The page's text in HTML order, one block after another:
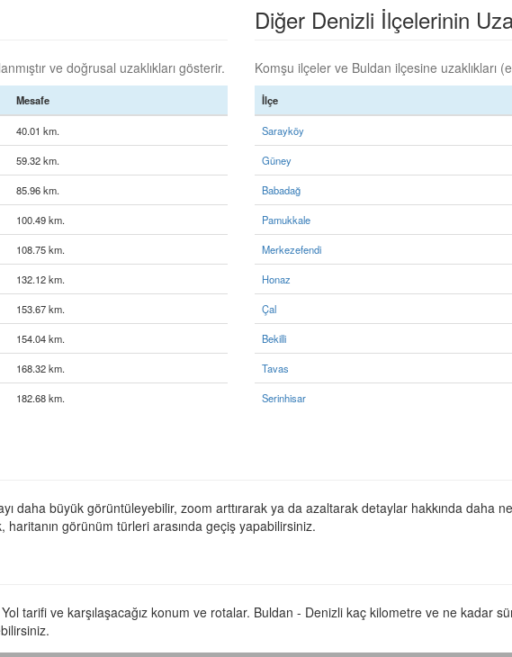
ve doğrusal uzaklıkları gösterir.
Mesafe
40.01 km.
59.32 km.
85.96 km.
100.49 km.
108.75 km.
132.12 km.
153.67 km.
154.04 km.
168.32 km.
182.68 km.
Diğer Denizli İlçelerinin
Komşu ilçeler ve Buldan ilçesine uzaklıkları
İlçe
Sarayköy
Güney
Babadağ
Pamukkale
Merkezefendi
Honaz
Çal
Bekilli
Tavas
Serinhisar
daha büyük görüntüleyebilir, zoom arttırarak ya da azaltarak detaylar hakkında daha
haritanın görünüm türleri arasında geçiş yapabilirsiniz.
tarifi ve karşılaşacağız konum ve rotalar. Buldan - Denizli kaç kilometre ve ne kadar